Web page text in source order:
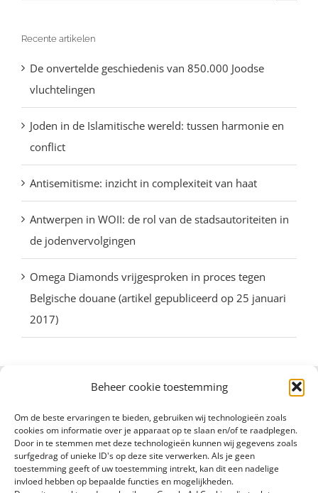
Beheer cookie toestemming
Om de beste ervaringen te bieden, gebruiken wij technologieën zoals
cookies om informatie over je apparaat op te slaan en/of te raadplegen.
Door in te stemmen met deze technologieën kunnen wij gegevens zoals
surfgedrag of unieke ID's op deze site verwerken. Als je geen
toestemming geeft of uw toestemming intrekt, kan dit een nadelige
invloed hebben op bepaalde functies en mogelijkheden.
Recente artikelen
De onvertelde geschiedenis van 850.000 Joodse
vluchtelingen
Joden in de Islamitische wereld: tussen harmonie en
conflict
Antisemitisme: inzicht in complexiteit van haat
Antwerpen in WOII: de rol van de stadsautoriteiten in
de jodenvervolgingen
Omega Diamonds vrijgesproken in proces tegen
Belgische douane (artikel gepubliceerd op 25 januari
2017)